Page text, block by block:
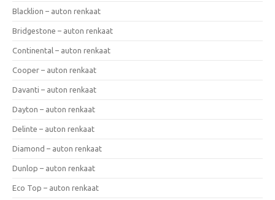
Blacklion – auton renkaat
Bridgestone – auton renkaat
Continental – auton renkaat
Cooper – auton renkaat
Davanti – auton renkaat
Dayton – auton renkaat
Delinte – auton renkaat
Diamond – auton renkaat
Dunlop – auton renkaat
Eco Top – auton renkaat